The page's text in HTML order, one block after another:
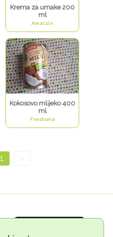
Krema za umake 200
ml
Amaizin
Kokosovo mlijeko 400
ml
Freshona
1 >